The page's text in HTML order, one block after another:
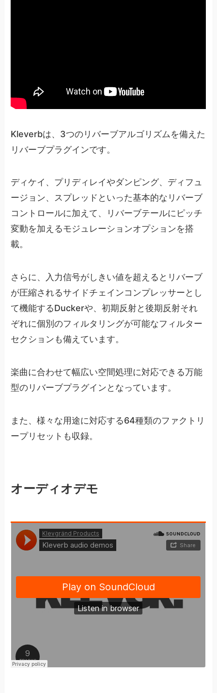
Kleverbは、3つのリバーブアルゴリズムを備えた
リバーブプラグインです。
ディケイ、プリディレイやダンピング、ディフュ
ージョン、スプレッドといった基本的なリバーブ
コントロールに加えて、リバーブテールにピッチ
変動を加えるモジュレーションオプションを搭
載。
さらに、入力信号がしきい値を超えるとリバーブ
が圧縮されるサイドチェインコンプレッサーとし
て機能するDuckerや、初期反射と後期反射それ
ぞれに個別のフィルタリングが可能なフィルター
セクションも備えています。
楽曲に合わせて幅広い空間処理に対応できる万能
型のリバーブプラグインとなっています。
また、様々な用途に対応する64種類のファクトリ
ープリセットも収録。
オーディオデモ